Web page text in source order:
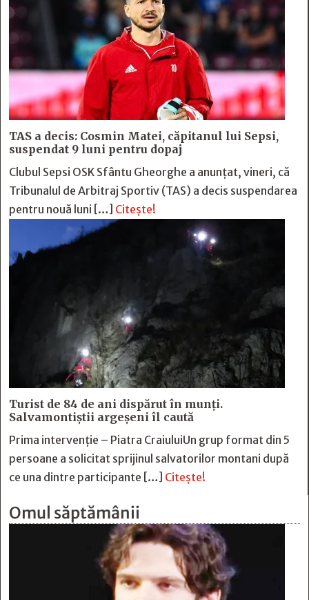
TAS a decis: Cosmin Matei, căpitanul lui Sepsi,
suspendat 9 luni pentru dopaj
Clubul Sepsi OSK Sfântu Gheorghe a anunțat, vineri, că
Tribunalul de Arbitraj Sportiv (TAS) a decis suspendarea
pentru nouă luni […] Citește!
Turist de 84 de ani dispărut în munți.
Salvamontiștii argeșeni îl caută
Prima intervenție – Piatra CraiuluiUn grup format din 5
persoane a solicitat sprijinul salvatorilor montani după
ce una dintre participante […] Citește!
Omul săptămânii